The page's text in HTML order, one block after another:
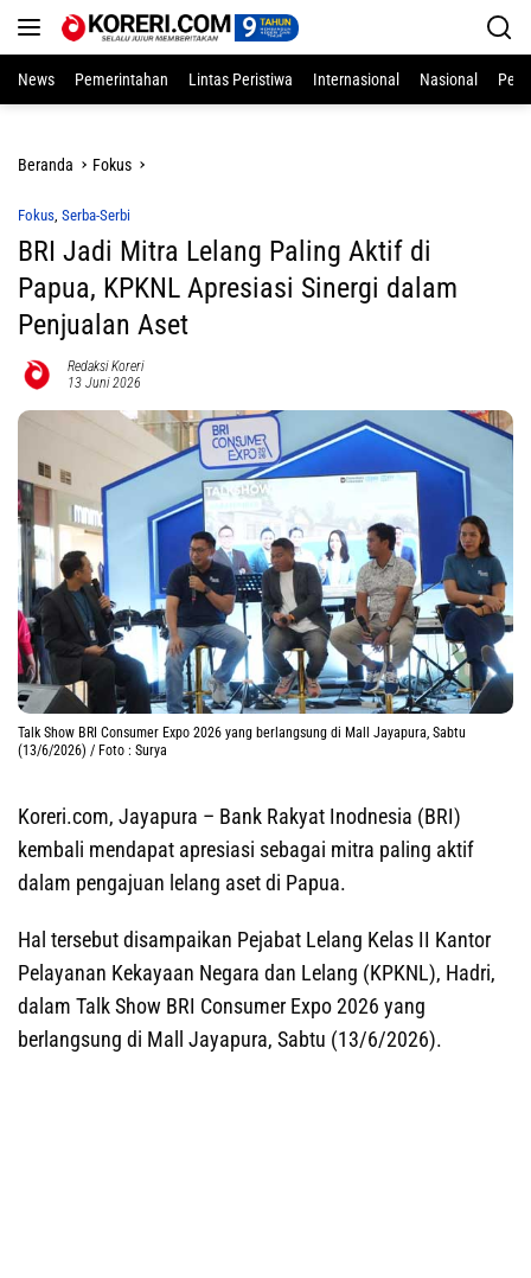
News
Pemerintahan Lintas Peristiwa Internasional Nasional
Beranda Fokus
Fokus, Serba-Serbi
BRI Jadi Mitra Lelang Paling Aktif di
Papua, KPKNL Apresiasi Sinergi dalam
Penjualan Aset
Redaksi Koreri
13 Juni 2026
Talk Show BRI Consumer Expo 2026 yang berlangsung di Mall Jayapura, Sabtu
(13/6/2026) / Foto : Surya
Koreri.com, Jayapura – Bank Rakyat Inodnesia (BRI)
kembali mendapat apresiasi sebagai mitra paling aktif
dalam pengajuan lelang aset di Papua.
Hal tersebut disampaikan Pejabat Lelang Kelas II Kantor
Pelayanan Kekayaan Negara dan Lelang (KPKNL), Hadri,
dalam Talk Show BRI Consumer Expo 2026 yang
berlangsung di Mall Jayapura, Sabtu (13/6/2026).